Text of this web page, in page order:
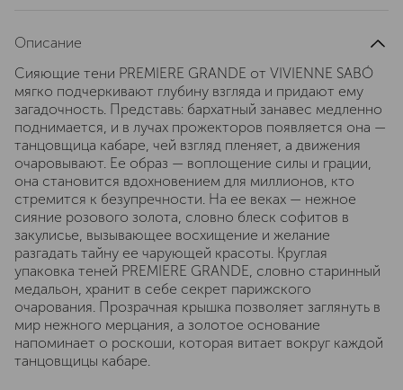
Описание
Сияющие тени PREMIERE GRANDE от VIVIENNE SABÓ
мягко подчеркивают глубину взгляда и придают ему
загадочность. Представь: бархатный занавес медленно
поднимается, и в лучах прожекторов появляется она —
танцовщица кабаре, чей взгляд пленяет, а движения
очаровывают. Ее образ — воплощение силы и грации,
она становится вдохновением для миллионов, кто
стремится к безупречности. На ее веках — нежное
сияние розового золота, словно блеск софитов в
закулисье, вызывающее восхищение и желание
разгадать тайну ее чарующей красоты. Круглая
упаковка теней PREMIERE GRANDE, словно старинный
медальон, хранит в себе секрет парижского
очарования. Прозрачная крышка позволяет заглянуть в
мир нежного мерцания, а золотое основание
напоминает о роскоши, которая витает вокруг каждой
танцовщицы кабаре.